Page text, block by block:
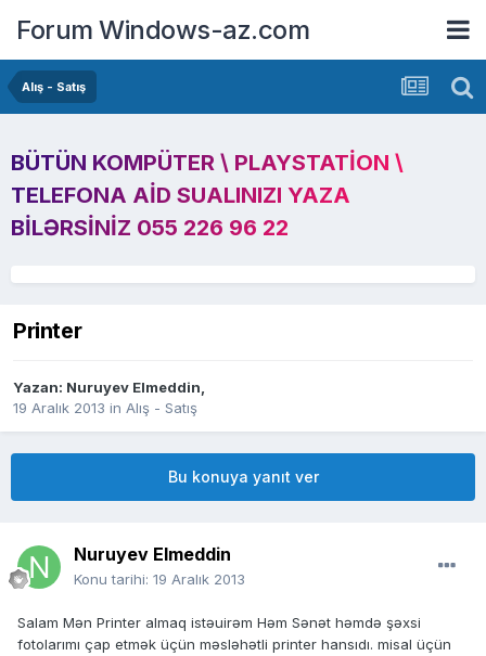
Forum Windows-az.com
Alış - Satış
BÜTÜN KOMPÜTER \ PLAYSTATION \
TELEFONA AID SUALINIZI YAZA
BILƏRSINIZ 055 226 96 22
Printer
Yazan: Nuruyev Elmeddin,
19 Aralık 2013 in Alış - Satış
Bu konuya yanıt ver
Nuruyev Elmeddin
Konu tarihi: 19 Aralık 2013
Salam Mən Printer almaq istəuirəm Həm Sənət həmdə şəxsi
fotolarımı çap etmək üçün məsləhətli printer hansıdı. misal üçün